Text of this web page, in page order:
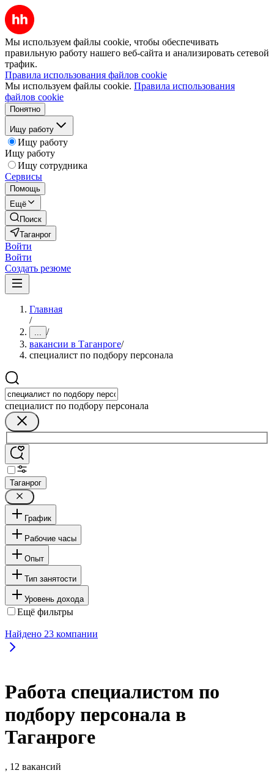
Мы используем файлы cookie, чтобы обеспечивать
правильную работу нашего веб-сайта и анализировать сетевой
трафик.
Правила использования файлов cookie
Мы используем файлы cookie. Правила использования
файлов cookie
Понятно
Ищу работу
Ищу работу
Ищу работу
Ищу сотрудника
Сервисы
Помощь
Ещё
Поиск
Таганрог
Войти
Войти
Создать резюме
Главная
/
... /
вакансии в Таганроге/
специалист по подбору персонала
специалист по подбору персонала
Таганрог
График
Рабочие часы
Опыт
Тип занятости
Уровень дохода
Ещё фильтры
Найдено 23 компании
Работа специалистом по
подбору персонала в
Таганроге
, 12 вакансий